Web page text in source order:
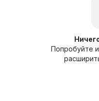
Попробуйте